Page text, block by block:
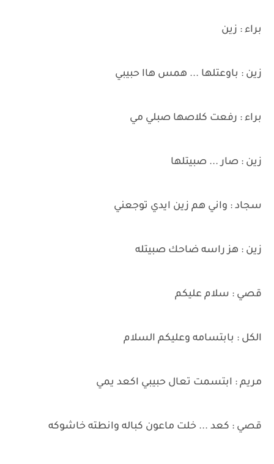
براء : زين
زين : باوعتلها ... همس هاا حبيبي
براء : رفعت كلاصها صبلي مي
زين : صار ... صبيتلها
سجاد : واني هم زين ايدي توجعني
زين : هز راسه ضاحك صبيتله
قصي : سلام عليكم
الكل : بابتسامه وعليكم السلام
مريم : ابتسمت تعال حبيبي اكعد يمي
قصي : كعد ... خلت ماعون كباله وانطته خاشوكه